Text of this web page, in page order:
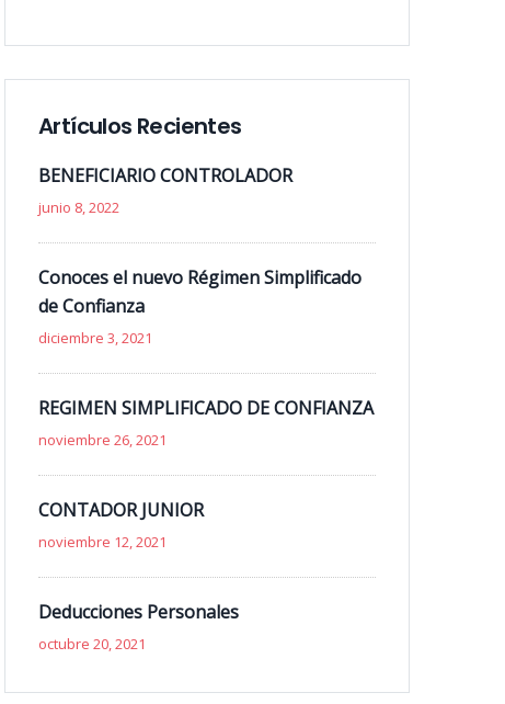
Artículos Recientes
BENEFICIARIO CONTROLADOR
junio 8, 2022
Conoces el nuevo Régimen Simplificado
de Confianza
diciembre 3, 2021
REGIMEN SIMPLIFICADO DE CONFIANZA
noviembre 26, 2021
CONTADOR JUNIOR
noviembre 12, 2021
Deducciones Personales
octubre 20, 2021